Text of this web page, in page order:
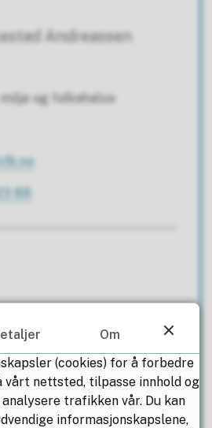
Andreassen
og folkehelse
88
Jacobsen
kultur og miljø
Om
(cookies) for å forbedre
vårt nettsted, tilpasse innhold og
trafikken vår. Du kan
informasjonskapslene,